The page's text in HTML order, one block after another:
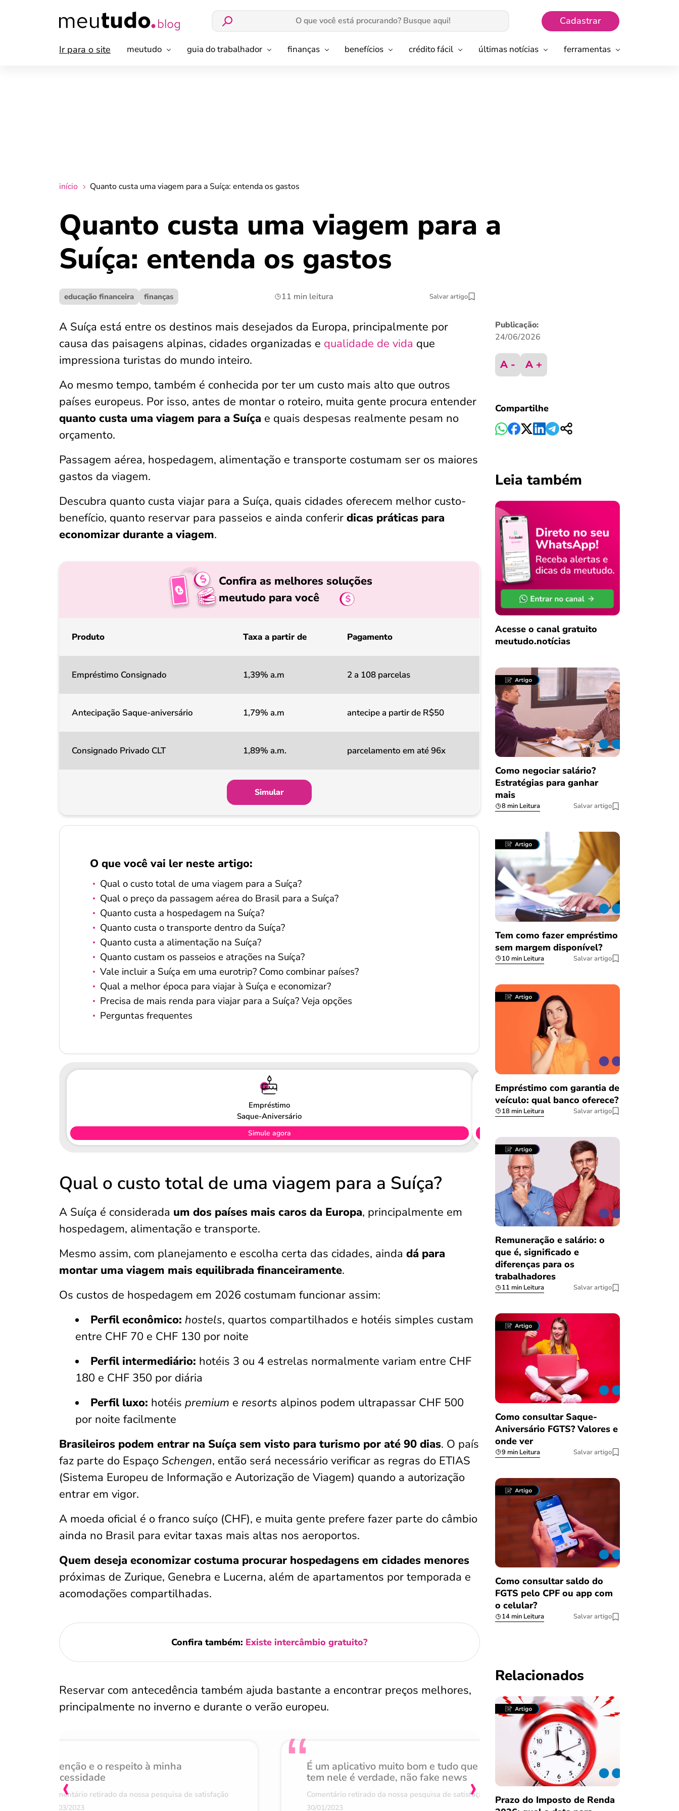
Cadastrar
Ir para o site meutudo guia do trabalhador finanças benefícios crédito fácil últimas notícias ferramentas
início Quanto custa uma viagem para a Suíça: entenda os gastos
Quanto custa uma viagem para a
Suíça: entenda os gastos
educação financeira finanças 11 min leitura Salvar artigo
A Suíça está entre os destinos mais desejados da Europa, principalmente por
causa das paisagens alpinas, cidades organizadas e qualidade de vida que
impressiona turistas do mundo inteiro.
Ao mesmo tempo, também é conhecida por ter um custo mais alto que outros
países europeus. Por isso, antes de montar o roteiro, muita gente procura entender
quanto custa uma viagem para a Suíça e quais despesas realmente pesam no
orçamento.
Passagem aérea, hospedagem, alimentação e transporte costumam ser os maiores
gastos da viagem.
Descubra quanto custa viajar para a Suíça, quais cidades oferecem melhor custo-
benefício, quanto reservar para passeios e ainda conferir dicas práticas para
economizar durante a viagem.
Confira as melhores soluções
meutudo para você
Produto Taxa a partir de Pagamento
Empréstimo Consignado 1,39% a.m 2 a 108 parcelas
Antecipação Saque-aniversário 1,79% a.m antecipe a partir de R$50
Consignado Privado CLT 1,89% a.m. parcelamento em até 96x
Simular
O que você vai ler neste artigo:
Qual o custo total de uma viagem para a Suíça?
Qual o preço da passagem aérea do Brasil para a Suíça?
Quanto custa a hospedagem na Suíça?
Quanto custa o transporte dentro da Suíça?
Quanto custa a alimentação na Suíça?
Quanto custam os passeios e atrações na Suíça?
Vale incluir a Suíça em uma eurotrip? Como combinar países?
Qual a melhor época para viajar à Suíça e economizar?
Precisa de mais renda para viajar para a Suíça? Veja opções
Perguntas frequentes
Empréstimo
Saque-Aniversário
Simule agora
Qual o custo total de uma viagem para a Suíça?
A Suíça é considerada um dos países mais caros da Europa, principalmente em
hospedagem, alimentação e transporte.
Mesmo assim, com planejamento e escolha certa das cidades, ainda dá para
montar uma viagem mais equilibrada financeiramente.
Os custos de hospedagem em 2026 costumam funcionar assim:
Perfil econômico: hostels, quartos compartilhados e hotéis simples custam
entre CHF 70 e CHF 130 por noite
Perfil intermediário: hotéis 3 ou 4 estrelas normalmente variam entre CHF
180 e CHF 350 por diária
Perfil luxo: hotéis premium e resorts alpinos podem ultrapassar CHF 500
por noite facilmente
Brasileiros podem entrar na Suíça sem visto para turismo por até 90 dias. O país
faz parte do Espaço Schengen, então será necessário verificar as regras do ETIAS
(Sistema Europeu de Informação e Autorização de Viagem) quando a autorização
entrar em vigor.
A moeda oficial é o franco suíço (CHF), e muita gente prefere fazer parte do câmbio
ainda no Brasil para evitar taxas mais altas nos aeroportos.
Quem deseja economizar costuma procurar hospedagens em cidades menores
próximas de Zurique, Genebra e Lucerna, além de apartamentos por temporada e
acomodações compartilhadas.
Confira também: Existe intercâmbio gratuito?
Reservar com antecedência também ajuda bastante a encontrar preços melhores,
principalmente no inverno e durante o verão europeu.
Atenção e o respeito à minha
necessidade
Comentário retirado da nossa pesquisa de satisfação
07/03/2023
É um aplicativo muito bom e tudo que
tem nele é verdade, não fake news
Comentário retirado da nossa pesquisa de satisfação
30/01/2023
Achei muito rápido,
burocracia
Comentário retirado da nossa
‹ ›
Publicação:
24/06/2026
A - A +
Compartilhe
Leia também
Acesse o canal gratuito
meutudo.notícias
Como negociar salário?
Estratégias para ganhar
mais
8 min Leitura Salvar artigo
Tem como fazer empréstimo
sem margem disponível?
10 min Leitura Salvar artigo
Empréstimo com garantia de
veículo: qual banco oferece?
18 min Leitura Salvar artigo
Remuneração e salário: o
que é, significado e
diferenças para os
trabalhadores
11 min Leitura Salvar artigo
Como consultar Saque-
Aniversário FGTS? Valores e
onde ver
9 min Leitura Salvar artigo
Como consultar saldo do
FGTS pelo CPF ou app com
o celular?
14 min Leitura Salvar artigo
Relacionados
Prazo do Imposto de Renda